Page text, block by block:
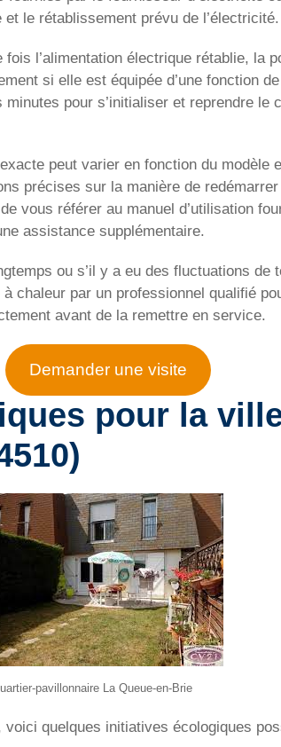
le rétablissement prévu de l’électricité.
l’alimentation électrique rétablie, la
si elle est équipée d’une fonction
pour s’initialiser et reprendre le
peut varier en fonction du modèle
précises sur la manière de
vous référer au manuel d’utilisation
assistance supplémentaire.
ou s’il y a eu des fluctuations de
chaleur par un professionnel qualifié
avant de la remettre en service.
Demander une visite
pour la
pavillonnaire La Queue-en-Brie
voici quelques initiatives écologiques